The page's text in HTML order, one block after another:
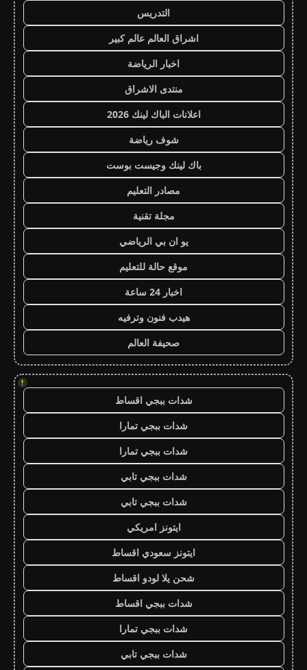
التدريس
اشراق العالم عالم كبير
اخبار الرياضة
منتدى الاشراق
اعلانات الباك لينك 2026
شوف رياضة
باك لينك وجيست بوست
مصادر التعليم
مجلة تقنية
يو ان بي الرياضي
موقع حالة للتعليم
اخبار 24 ساعة
هيدب فنون وترفيه
صحيفة العالم
!
شدات ببجي اقساط
شدات ببجي تمارا
شدات ببجي تمارا
شدات ببجي تابي
شدات ببجي تابي
ايتونز امريكي
ايتونز سعودي اقساط
شحن يلا لودو اقساط
شدات ببجي اقساط
شدات ببجي تمارا
شدات ببجي تابي